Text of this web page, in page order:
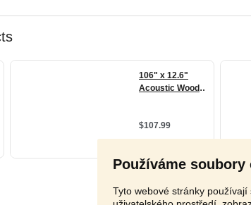
Používáme soubory
Tyto webové stránky